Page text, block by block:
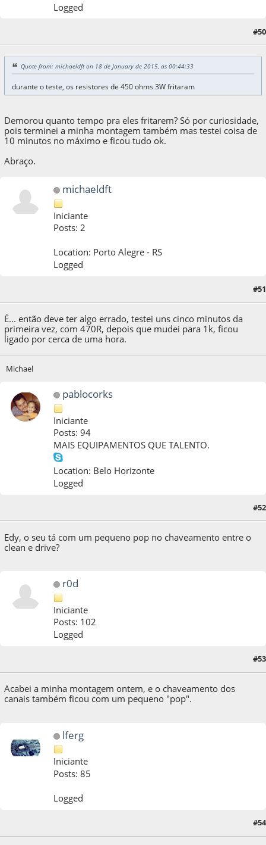
Logged
#50
Quote from: michaeldft on 18 de January de 2015, as 00:44:33
durante o teste, os resistores de 450 ohms 3W fritaram
Demorou quanto tempo pra eles fritarem? Só por curiosidade,
pois terminei a minha montagem também mas testei coisa de
10 minutos no máximo e ficou tudo ok.
Abraço.
michaeldft
Iniciante
Posts: 2
Location: Porto Alegre - RS
Logged
#51
É... então deve ter algo errado, testei uns cinco minutos da
primeira vez, com 470R, depois que mudei para 1k, ficou
ligado por cerca de uma hora.
Michael
pablocorks
Iniciante
Posts: 94
MAIS EQUIPAMENTOS QUE TALENTO.
Location: Belo Horizonte
Logged
#52
Edy, o seu tá com um pequeno pop no chaveamento entre o
clean e drive?
r0d
Iniciante
Posts: 102
Logged
#53
Acabei a minha montagem ontem, e o chaveamento dos
canais também ficou com um pequeno "pop".
lferg
Iniciante
Posts: 85
Logged
#54